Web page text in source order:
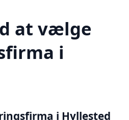
at vælge
i
i Hyllested